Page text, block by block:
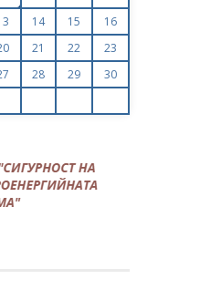
14 15
16
21 22
23
28 29
30